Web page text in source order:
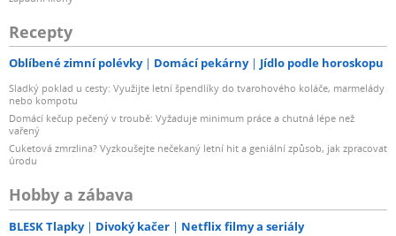
Recepty
Oblíbené zimní polévky Domácí pekárny Jídlo podle horoskopu
Sladký poklad u cesty: Využijte letní špendlíky do tvarohového koláče, marmelády
nebo kompotu
Domácí kečup pečený v troubě: Vyžaduje minimum práce a chutná lépe než
vařený
Cuketová zmrzlina? Vyzkoušejte nečekaný letní hit a geniální způsob, jak zpracovat
úrodu
Hobby a zábava
BLESK Tlapky Divoký kačer Netflix filmy a seriály